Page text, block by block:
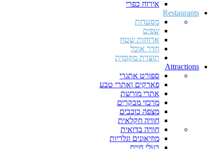
אירוח כפרי
Restaurants
מסעדות
שפים
ארוחות שטח
חדר אוכל
תוצרת מקומית
Attractions
ספורט אתגרי
פארקים ואתרי טבע
אתרי מורשת
מרכזי מבקרים
מצפה כוכבים
חוויה חקלאית
חוויה בדואית
מוזיאונים וגלריות
בעלי חיים